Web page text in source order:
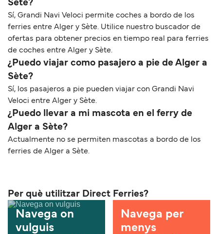
Sète?
Sí, Grandi Navi Veloci permite coches a bordo de los
ferries entre Alger y Sète. Utilice nuestro buscador de
ofertas para obtener precios en tiempo real para ferries
de coches entre Alger y Sète.
¿Puedo viajar como pasajero a pie de Alger a
Sète?
Sí, los pasajeros a pie pueden viajar con Grandi Navi
Veloci entre Alger y Sète.
¿Puedo llevar a mi mascota en el ferry de
Alger a Sète?
Actualmente no se permiten mascotas a bordo de los
ferries de Alger a Sète.
Per què utilitzar Direct Ferries?
Navega on
vulguis
Navega per
menys